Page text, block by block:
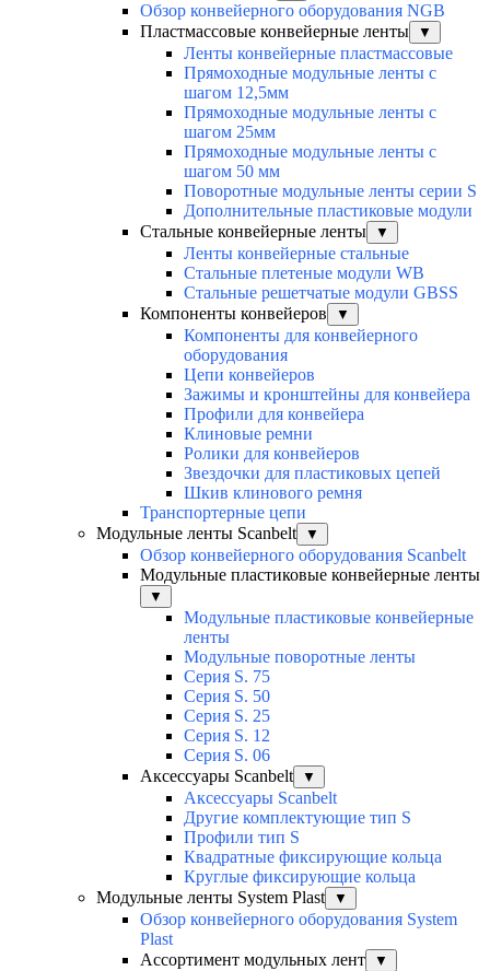
Обзор конвейерного оборудования NGB
Пластмассовые конвейерные ленты
▼
Ленты конвейерные пластмассовые
Прямоходные модульные ленты с
шагом 12,5мм
Прямоходные модульные ленты с
шагом 25мм
Прямоходные модульные ленты с
шагом 50 мм
Поворотные модульные ленты серии S
Дополнительные пластиковые модули
Стальные конвейерные ленты
▼
Ленты конвейерные стальные
Стальные плетеные модули WB
Стальные решетчатые модули GBSS
Компоненты конвейеров
▼
Компоненты для конвейерного
оборудования
Цепи конвейеров
Зажимы и кронштейны для конвейера
Профили для конвейера
Клиновые ремни
Ролики для конвейеров
Звездочки для пластиковых цепей
Шкив клинового ремня
Транспортерные цепи
Модульные ленты Scanbelt
▼
Обзор конвейерного оборудования Scanbelt
Модульные пластиковые конвейерные ленты
▼
Модульные пластиковые конвейерные
ленты
Модульные поворотные ленты
Серия S. 75
Серия S. 50
Серия S. 25
Серия S. 12
Серия S. 06
Аксессуары Scanbelt
▼
Аксессуары Scanbelt
Другие комплектующие тип S
Профили тип S
Квадратные фиксирующие кольца
Круглые фиксирующие кольца
Модульные ленты System Plast
▼
Обзор конвейерного оборудования System
Plast
Ассортимент модульных лент
▼